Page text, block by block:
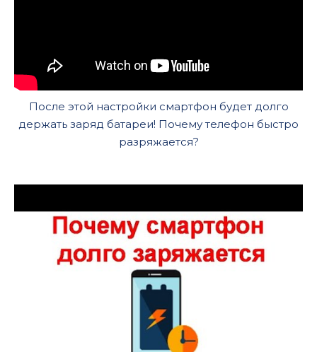
После этой настройки смартфон будет долго
держать заряд батареи! Почему телефон быстро
разряжается?